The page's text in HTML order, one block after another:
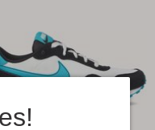
Letzter Artikel